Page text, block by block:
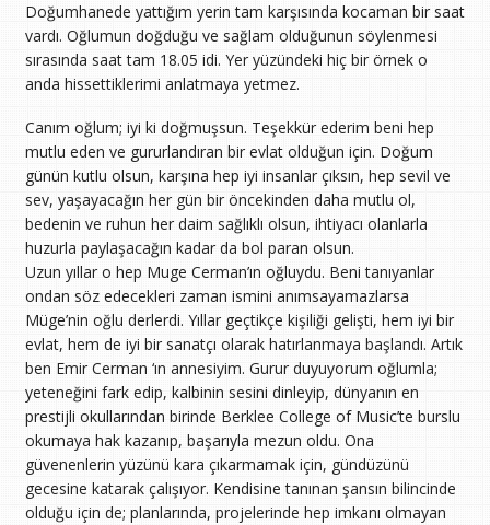
Doğumhanede yattığım yerin tam karşısında kocaman bir saat
vardı. Oğlumun doğduğu ve sağlam olduğunun söylenmesi
sırasında saat tam 18.05 idi. Yer yüzündeki hiç bir örnek o
anda hissettiklerimi anlatmaya yetmez.
Canım oğlum; iyi ki doğmuşsun. Teşekkür ederim beni hep
mutlu eden ve gururlandıran bir evlat olduğun için. Doğum
günün kutlu olsun, karşına hep iyi insanlar çıksın, hep sevil ve
sev, yaşayacağın her gün bir öncekinden daha mutlu ol,
bedenin ve ruhun her daim sağlıklı olsun, ihtiyacı olanlarla
huzurla paylaşacağın kadar da bol paran olsun.
Uzun yıllar o hep Muge Cerman’ın oğluydu. Beni tanıyanlar
ondan söz edecekleri zaman ismini anımsayamazlarsa
Müge’nin oğlu derlerdi. Yıllar geçtikçe kişiliği gelişti, hem iyi bir
evlat, hem de iyi bir sanatçı olarak hatırlanmaya başlandı. Artık
ben Emir Cerman ‘ın annesiyim. Gurur duyuyorum oğlumla;
yeteneğini fark edip, kalbinin sesini dinleyip, dünyanın en
prestijli okullarından birinde Berklee College of Music’te burslu
okumaya hak kazanıp, başarıyla mezun oldu. Ona
güvenenlerin yüzünü kara çıkarmamak için, gündüzünü
gecesine katarak çalışıyor. Kendisine tanınan şansın bilincinde
olduğu için de; planlarında, projelerinde hep imkanı olmayan